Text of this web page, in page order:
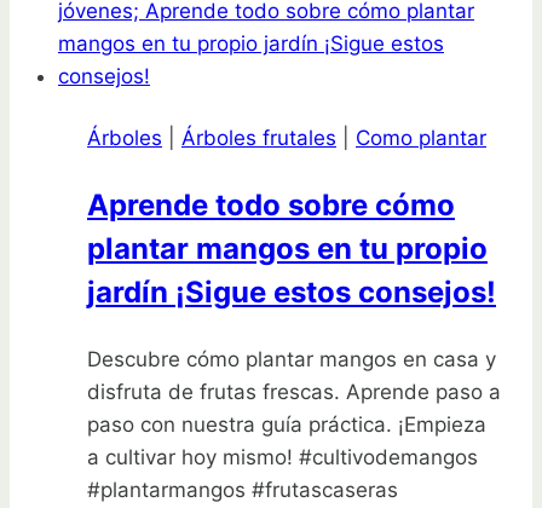
árboles
de
un
Árboles Árboles frutales Como plantar
Aprende todo sobre cómo
plantar mangos en tu propio
jardín ¡Sigue estos consejos!
Descubre cómo plantar mangos en casa y
disfruta de frutas frescas. Aprende paso a
paso con nuestra guía práctica. ¡Empieza
a cultivar hoy mismo! #cultivodemangos
#plantarmangos #frutascaseras